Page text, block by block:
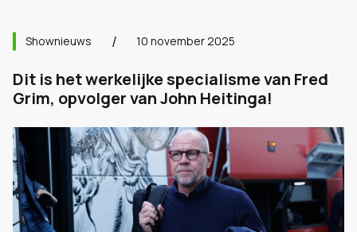
Shownieuws 10 november 2025
Dit is het werkelijke specialisme van Fred
Grim, opvolger van John Heitinga!